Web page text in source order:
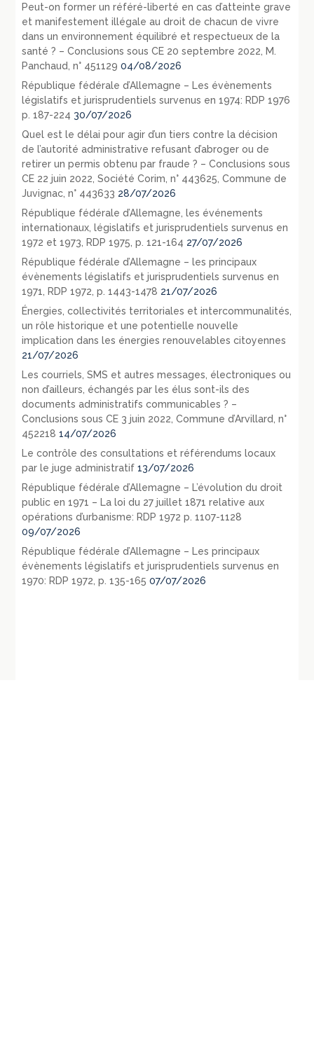
Peut-on former un référé-liberté en cas d’atteinte grave
et manifestement illégale au droit de chacun de vivre
dans un environnement équilibré et respectueux de la
santé ? – Conclusions sous CE 20 septembre 2022, M.
Panchaud, n° 451129 04/08/2026
République fédérale d’Allemagne – Les évènements
législatifs et jurisprudentiels survenus en 1974: RDP 1976
p. 187-224 30/07/2026
Quel est le délai pour agir d’un tiers contre la décision
de l’autorité administrative refusant d’abroger ou de
retirer un permis obtenu par fraude ? – Conclusions sous
CE 22 juin 2022, Société Corim, n° 443625, Commune de
Juvignac, n° 443633 28/07/2026
République fédérale d’Allemagne, les événements
internationaux, législatifs et jurisprudentiels survenus en
1972 et 1973, RDP 1975, p. 121-164 27/07/2026
République fédérale d’Allemagne – les principaux
évènements législatifs et jurisprudentiels survenus en
1971, RDP 1972, p. 1443-1478 21/07/2026
Énergies, collectivités territoriales et intercommunalités,
un rôle historique et une potentielle nouvelle
implication dans les énergies renouvelables citoyennes
21/07/2026
Les courriels, SMS et autres messages, électroniques ou
non d’ailleurs, échangés par les élus sont-ils des
documents administratifs communicables ? –
Conclusions sous CE 3 juin 2022, Commune d’Arvillard, n°
452218 14/07/2026
Le contrôle des consultations et référendums locaux
par le juge administratif 13/07/2026
République fédérale d’Allemagne – L’évolution du droit
public en 1971 – La loi du 27 juillet 1871 relative aux
opérations d’urbanisme: RDP 1972 p. 1107-1128
09/07/2026
République fédérale d’Allemagne – Les principaux
évènements législatifs et jurisprudentiels survenus en
1970: RDP 1972, p. 135-165 07/07/2026